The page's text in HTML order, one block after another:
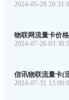
2024-05-28
物联网流量卡价
2024-07-26
信讯物联流量卡(
2024-07-31